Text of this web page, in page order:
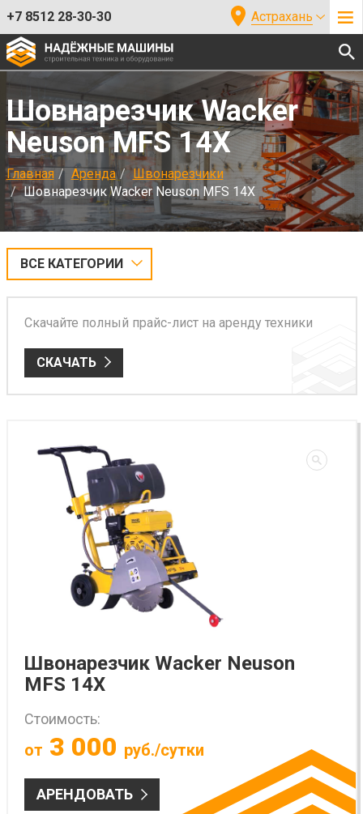
+7 8512 28-30-30 Астрахань
Шовнарезчик Wacker
Neuson MFS 14X
Главная Аренда
Швонарезчики
Шовнарезчик Wacker Neuson MFS 14X
ВСЕ КАТЕГОРИИ
Скачайте полный прайс-лист на аренду техники
СКАЧАТЬ
Швонарезчик Wacker Neuson
MFS 14X
Стоимость:
от 3 000 руб./сутки
АРЕНДОВАТЬ